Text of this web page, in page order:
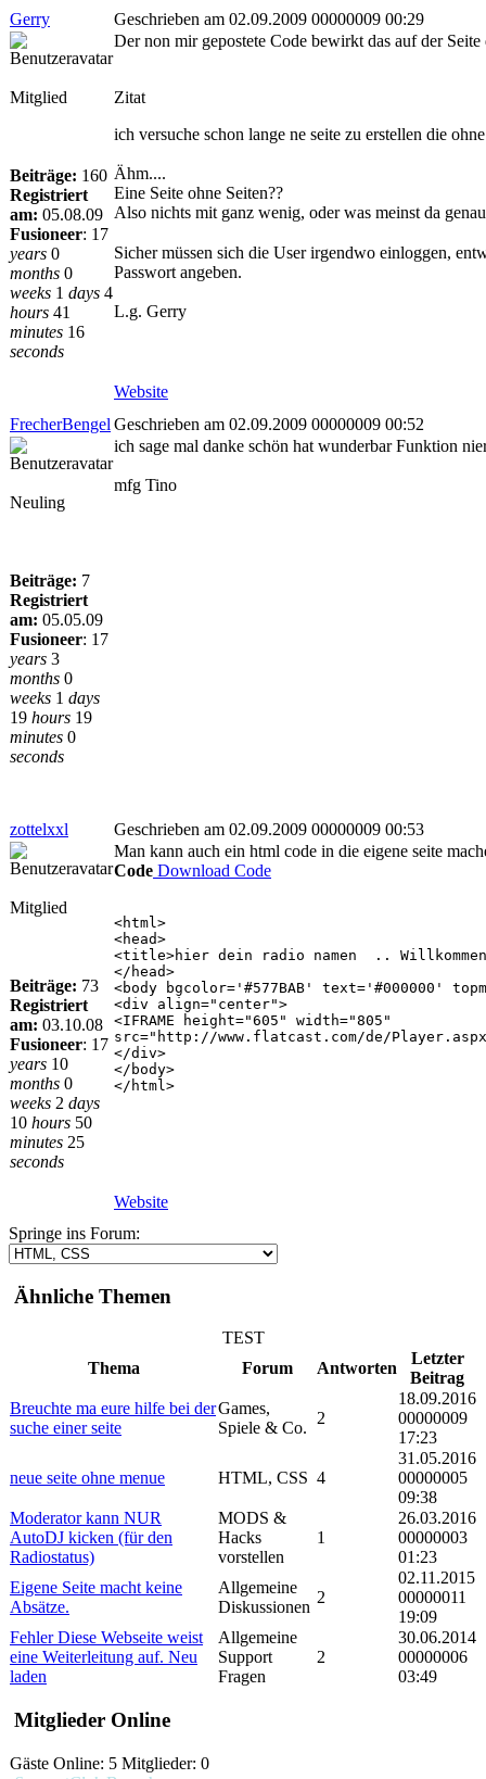
Gerry
Geschrieben am 02.09.2009 00000009 00:29
Mitglied
Beiträge: 160
Registriert
am: 05.08.09
Fusioneer: 17
years 0
months 0
weeks 1 days 4
hours 41
minutes 16
seconds
Der non mir gepostete Code bewirkt das auf der
Zitat
ich versuche schon lange ne seite zu erstellen die
Ähm....
Eine Seite ohne Seiten??
Also nichts mit ganz wenig, oder was meinst da
Sicher müssen sich die User irgendwo einloggen,
Passwort angeben.
L.g. Gerry
Website
FrecherBengel Geschrieben am 02.09.2009 00000009 00:52
Neuling
Beiträge: 7
Registriert
am: 05.05.09
Fusioneer: 17
years 3
months 0
weeks 1 days
19 hours 19
minutes 0
seconds
ich sage mal danke schön hat wunderbar Funktion
mfg Tino
zottelxxl Geschrieben am 02.09.2009 00000009 00:53
Mitglied
Beiträge: 73
Registriert
am: 03.10.08
Fusioneer: 17
years 10
months 0
weeks 2 days
10 hours 50
minutes 25
seconds
Man kann auch ein html code in die eigene seite
Code Download Code
<html>
<head>
<title>hier dein radio namen ..
</head>
<body bgcolor='#577BAB' text='#000000'
<div align="center">
<IFRAME height="605" width="805"
src="http://www.flatcast.com/de/
</div>
</body>
</html>
Website
Springe ins Forum:
Ähnliche Themen
TEST
Thema
Forum Antworten
Letzter
Beitrag
Breuchte ma eure hilfe bei der
suche einer seite
Games,
Spiele & Co.
2
18.09.2016
00000009
17:23
neue seite ohne menue HTML, CSS 4
31.05.2016
00000005
09:38
Moderator kann NUR
AutoDJ kicken (für den
Radiostatus)
MODS &
Hacks
vorstellen
1
26.03.2016
00000003
01:23
Eigene Seite macht keine
Absätze.
Allgemeine
Diskussionen
2
02.11.2015
00000011
19:09
Fehler Diese Webseite weist
eine Weiterleitung auf. Neu
laden
Allgemeine
Support
Fragen
2
30.06.2014
00000006
03:49
Mitglieder Online
Gäste Online: 5 Mitglieder: 0